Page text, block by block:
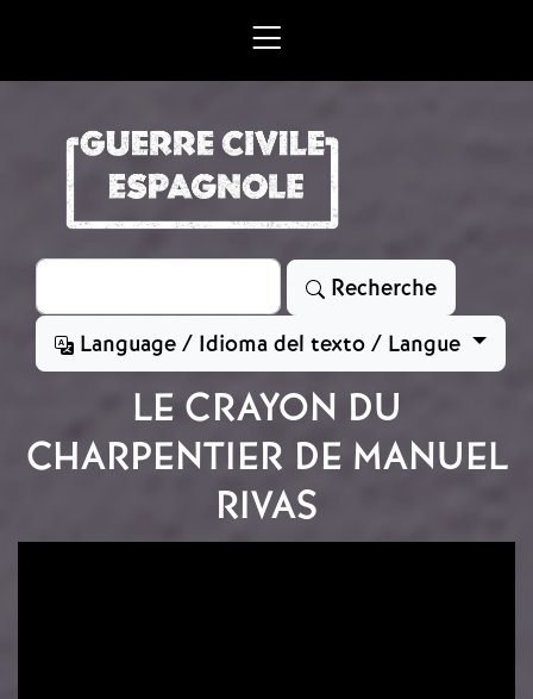
Rechercher
Recherche
Language / Idioma del texto / Langue
LE CRAYON DU
CHARPENTIER DE MANUEL
RIVAS